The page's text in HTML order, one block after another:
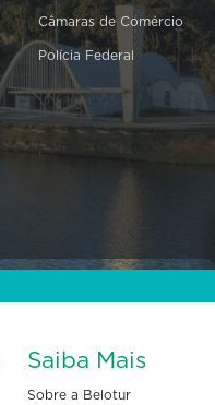
Câmaras de Comércio
Polícia Federal
Saiba Mais
Sobre a Belotur